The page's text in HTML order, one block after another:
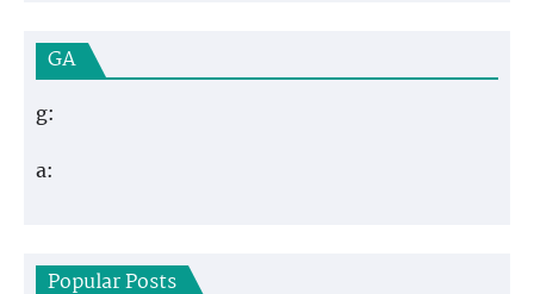
GA
g:
a:
Popular Posts